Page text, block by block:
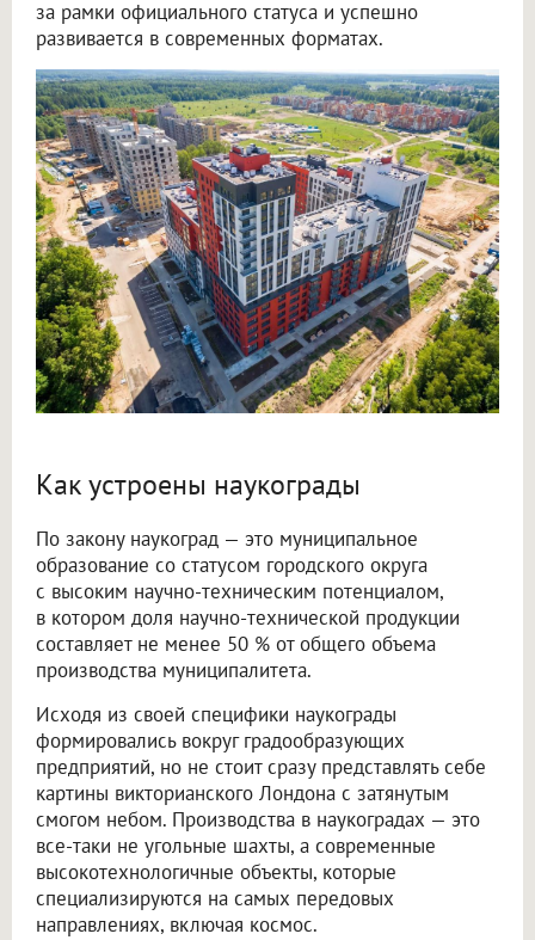
за рамки официального статуса и успешно
развивается в современных форматах.
Как устроены наукограды
По закону наукоград — это муниципальное
образование со статусом городского округа
с высоким научно-техническим потенциалом,
в котором доля научно-технической продукции
составляет не менее 50 % от общего объема
производства муниципалитета.
Исходя из своей специфики наукограды
формировались вокруг градообразующих
предприятий, но не стоит сразу представлять себе
картины викторианского Лондона с затянутым
смогом небом. Производства в наукоградах — это
все-таки не угольные шахты, а современные
высокотехнологичные объекты, которые
специализируются на самых передовых
направлениях, включая космос.